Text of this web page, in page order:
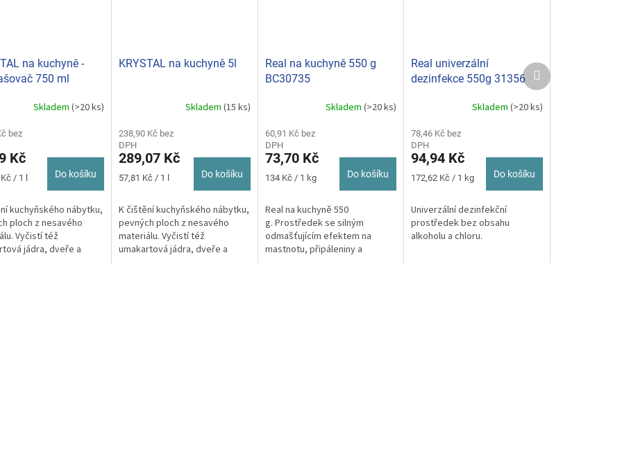
na kuchyně -
750 ml
Skladem (>20 ks)
bez
Kč
/ 1 l Do košíku
kuchyňského nábytku,
ploch z nesavého
Vyčistí též
jádra, dveře a
KRYSTAL na kuchyně 5l
Skladem (15 ks)
238,90 Kč bez
DPH
289,07 Kč
Měrná
57,81 Kč / 1 l Do košíku
K čištění kuchyňského nábytku,
pevných ploch z nesavého
materiálu. Vyčistí též
umakartová jádra, dveře a
Real na kuchyně 550 g
BC30735
Skladem(>20 ks)
60,91 Kč bez
DPH
73,70 Kč
Měrná
134 Kč / 1 kg Do košíku
Real na kuchyně 550
g. Prostředek se silným
odmašťujícím efektem na
mastnotu, připáleniny a
Real univerzální
dezinfekce 550g 31356
produktu
je
5,0
z
Skladem(>20 ks)
78,46 Kč bez
DPH
94,94 Kč
Měrná
172,62 Kč / 1 kg Do košíku
Univerzální dezinfekční
prostředek bez obsahu
alkoholu a chloru.
Další
produkt